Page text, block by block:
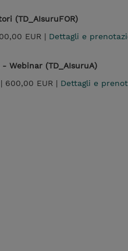
(TD_AIsuruFOR)
EUR | Dettagli e
Webinar (TD_AIsuruA)
600,00 EUR | Dettagli e